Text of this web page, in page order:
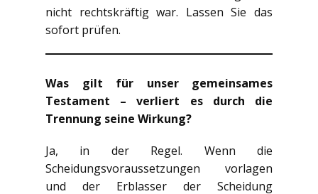
nicht rechtskräftig war. Lassen Sie das
sofort prüfen.
Was gilt für unser gemeinsames
Testament – verliert es durch die
Trennung seine Wirkung?
Ja, in der Regel. Wenn die
Scheidungsvoraussetzungen vorlagen
und der Erblasser der Scheidung